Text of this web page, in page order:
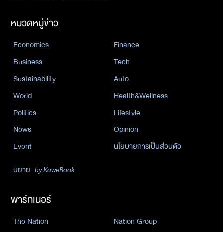
หมวดหมู่ข่าว
Economics
Finance
Business
Tech
Sustainability
Auto
World
Health&Wellness
Politics
Lifestyle
News
Opinion
Event
นโยบายการเป็นส่วนตัว
นิยาย by KaweBook
พาร์ทเนอร์
The Nation
Nation Group